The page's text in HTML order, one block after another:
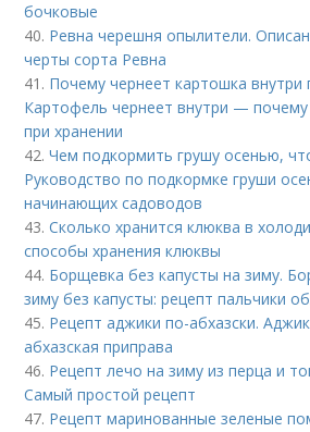
бочковые
40. Ревна черешня опылители.
черты сорта Ревна
41. Почему чернеет картошка внутри
Картофель чернеет внутри —
при хранении
42.Чем подкормить грушу осенью,
Руководство по подкормке груши
начинающих садоводов
43.Сколько хранится клюква в
способы хранения клюквы
44. Борщевка без капусты на зиму.
зиму без капусты: рецепт пальчики
45. Рецепт аджики по-абхазски.
абхазская приправа
46. Рецепт лечо на зиму из перца и
Самый простой рецепт
47. Рецепт маринованные зеленые